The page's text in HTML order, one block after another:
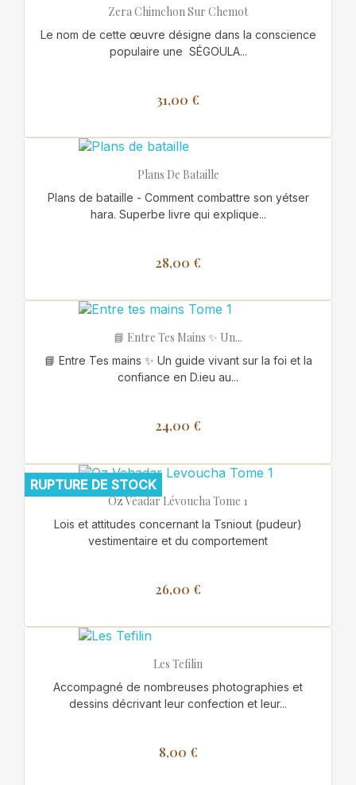
Zera Chimchon Sur Chemot
Le nom de cette œuvre désigne dans la conscience
populaire une SÉGOULA...
31,00 €
Plans De Bataille
Plans de bataille - Comment combattre son yétser
hara. Superbe livre qui explique...
28,00 €
📘 Entre Tes Mains ✨ Un...
📘 Entre Tes mains ✨ Un guide vivant sur la foi et la
confiance en D.ieu au...
24,00 €
Oz Véadar Lévoucha Tome 1
Lois et attitudes concernant la Tsniout (pudeur)
vestimentaire et du comportement
26,00 €
RUPTURE DE STOCK
Les Tefilin
Accompagné de nombreuses photographies et
dessins décrivant leur confection et leur...
8,00 €